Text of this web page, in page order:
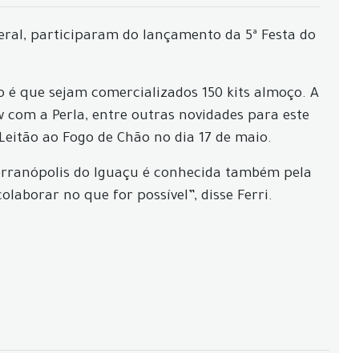
participaram do lançamento da 5ª Festa do
que sejam comercializados 150 kits almoço. A
a Perla, entre outras novidades para este
ao Fogo de Chão no dia 17 de maio.
do Iguaçu é conhecida também pela
no que for possível”, disse Ferri.